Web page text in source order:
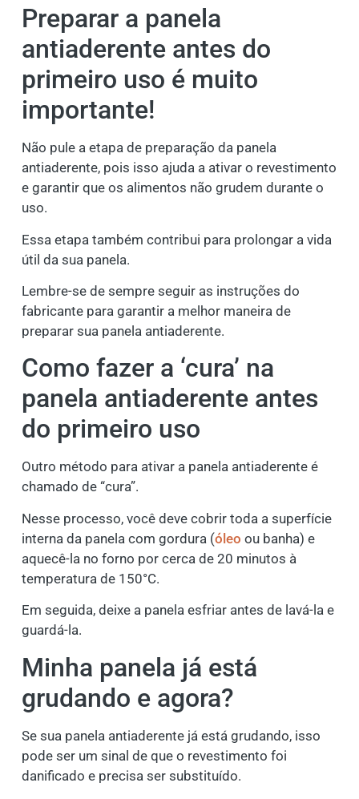
Preparar a panela
antiaderente antes do
primeiro uso é muito
importante!
Não pule a etapa de preparação da panela
antiaderente, pois isso ajuda a ativar o revestimento
e garantir que os alimentos não grudem durante o
uso.
Essa etapa também contribui para prolongar a vida
útil da sua panela.
Lembre-se de sempre seguir as instruções do
fabricante para garantir a melhor maneira de
preparar sua panela antiaderente.
Como fazer a ‘cura’ na
panela antiaderente antes
do primeiro uso
Outro método para ativar a panela antiaderente é
chamado de “cura”.
Nesse processo, você deve cobrir toda a superfície
interna da panela com gordura (óleo ou banha) e
aquecê-la no forno por cerca de 20 minutos à
temperatura de 150°C.
Em seguida, deixe a panela esfriar antes de lavá-la e
guardá-la.
Minha panela já está
grudando e agora?
Se sua panela antiaderente já está grudando, isso
pode ser um sinal de que o revestimento foi
danificado e precisa ser substituído.